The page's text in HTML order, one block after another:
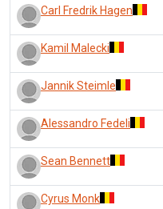
Carl Fredrik Hagen
Kamil Malecki
Jannik Steimle
Alessandro Fedeli
Sean Bennett
Cyrus Monk